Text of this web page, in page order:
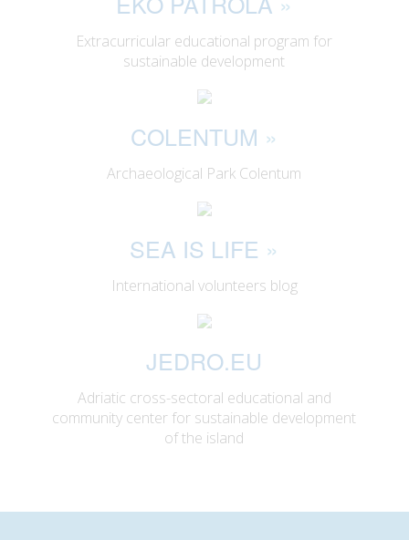
Extracurricular educational program for
sustainable development
COLENTUM »
Archaeological Park Colentum
SEA IS LIFE »
International volunteers blog
JEDRO.EU
Adriatic cross-sectoral educational and
community center for sustainable development
of the island